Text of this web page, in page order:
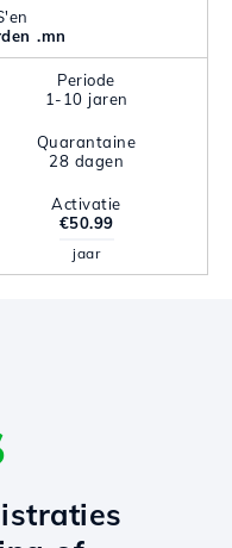
.mn
Periode
1-10 jaren
Quarantaine
28 dagen
Activatie
€50.99
jaar